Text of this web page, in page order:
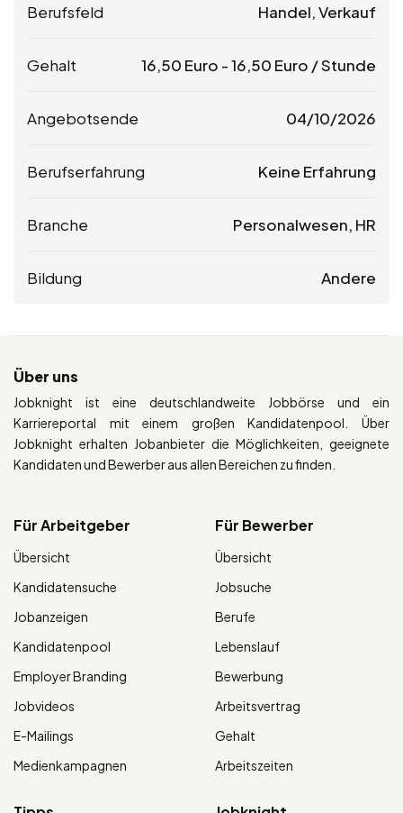
Berufsfeld Handel, Verkauf
Gehalt 16,50 Euro -16,50 Euro / Stunde
Angebotsende 04/10/2026
Berufserfahrung Keine Erfahrung
Branche Personalwesen, HR
Bildung Andere
Über uns
Jobknight ist eine deutschlandweite Jobbörse und ein
Karriereportal mit einem großen Kandidatenpool. Über
Jobknight erhalten Jobanbieter die Möglichkeiten, geeignete
Kandidaten und Bewerber aus allen Bereichen zu finden.
Für Arbeitgeber
Übersicht
Kandidatensuche
Jobanzeigen
Kandidatenpool
Employer Branding
Jobvideos
E-Mailings
Medienkampagnen
Für Bewerber
Übersicht
Jobsuche
Berufe
Lebenslauf
Bewerbung
Arbeitsvertrag
Gehalt
Arbeitszeiten